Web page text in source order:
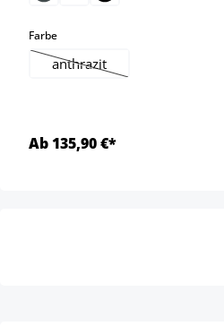
Farbeselect
anthrazit
(Cette option n'est pas
Ab 135,90 €*